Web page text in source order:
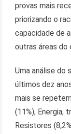
provas mais
priorizando o
capacidade de
outras áreas do
Uma análise do
últimos dez
mais se
(11%), Energia,
Resistores